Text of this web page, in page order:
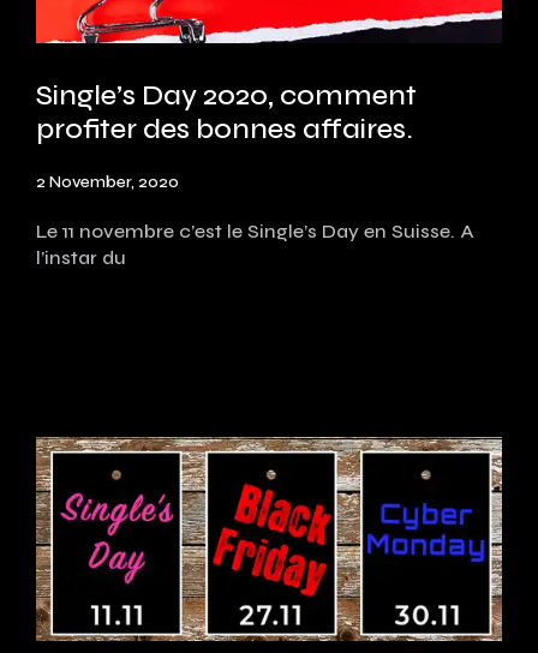
Single’s Day 2020, comment
profiter des bonnes affaires.
2 November, 2020
Le 11 novembre c’est le Single’s Day en Suisse. A
l’instar du